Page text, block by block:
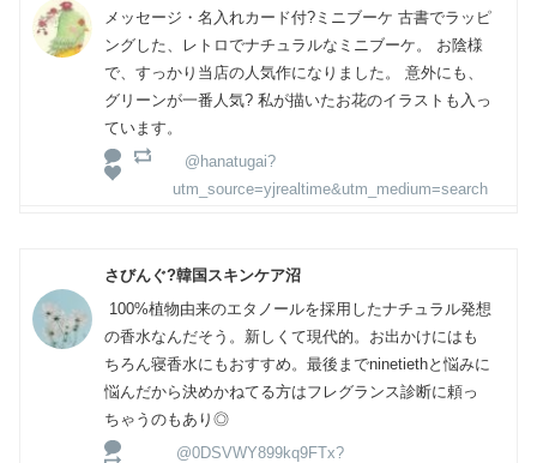
メッセージ・名入れカード付?ミニブーケ 古書でラッピ
ングした、レトロでナチュラルなミニブーケ。 お陰様
で、すっかり当店の人気作になりました。 意外にも、
グリーンが一番人気? 私が描いたお花のイラストも入っ
ています。
@hanatugai?
utm_source=yjrealtime&utm_medium=search
さびんぐ?韓国スキンケア沼
⁡ 100%植物由来のエタノールを採用したナチュラル発想
の香水なんだそう。新しくて現代的。お出かけにはも
ちろん寝香水にもおすすめ。最後までninetiethと悩みに
悩んだから決めかねてる方はフレグランス診断に頼っ
ちゃうのもあり◎
@0DSVWY899kq9FTx?